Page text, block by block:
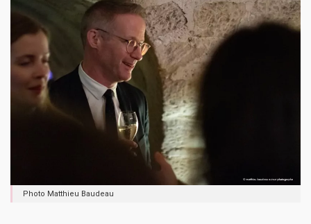
Photo Matthieu Baudeau